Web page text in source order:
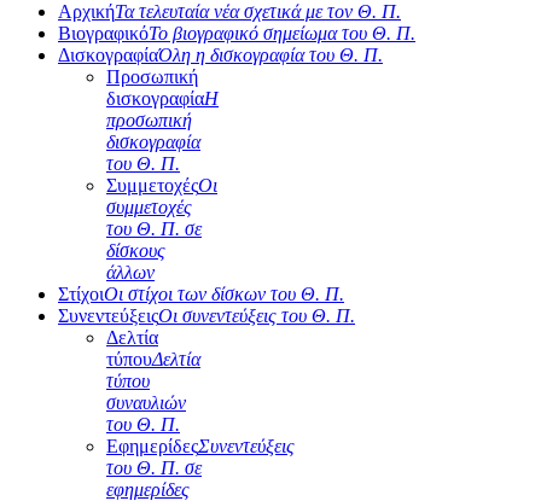
ΑρχικήΤα τελευταία νέα σχετικά με τον Θ. Π.
ΒιογραφικόΤο βιογραφικό σημείωμα του Θ. Π.
ΔισκογραφίαΌλη η δισκογραφία του Θ. Π.
Προσωπική
δισκογραφίαΗ
προσωπική
δισκογραφία
του Θ. Π.
ΣυμμετοχέςΟι
συμμετοχές
του Θ. Π. σε
δίσκους
άλλων
ΣτίχοιΟι στίχοι των δίσκων του Θ. Π.
ΣυνεντεύξειςΟι συνεντεύξεις του Θ. Π.
Δελτία
τύπουΔελτία
τύπου
συναυλιών
του Θ. Π.
ΕφημερίδεςΣυνεντεύξεις
του Θ. Π. σε
εφημερίδες